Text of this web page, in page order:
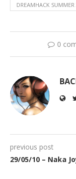
DREAMHACK SUMMER
0
previous post
29/05/10 – Naka